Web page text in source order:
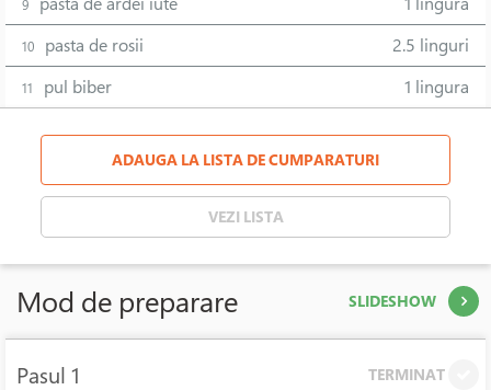
9
10 pasta de rosii 2.5 linguri
11 pul biber 1 lingura
ADAUGA LA LISTA DE CUMPARATURI
VEZI LISTA
Mod de preparare SLIDESHOW
Pasul 1 TERMINAT